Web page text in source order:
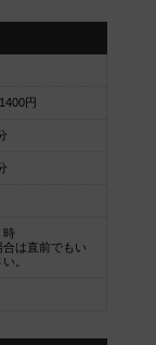
円
時
は直前でもい
。